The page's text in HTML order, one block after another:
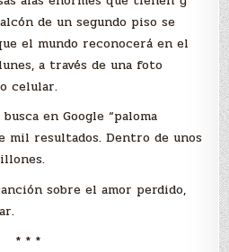
de un segundo piso se
el mundo reconocerá en el
a través de una foto
celular.
en Google “paloma
mil resultados. Dentro de unos
sobre el amor perdido,
* * *